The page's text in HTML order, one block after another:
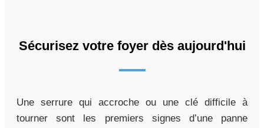
Sécurisez votre foyer dès aujourd'hui
Une serrure qui accroche ou une clé difficile à
tourner sont les premiers signes d’une panne